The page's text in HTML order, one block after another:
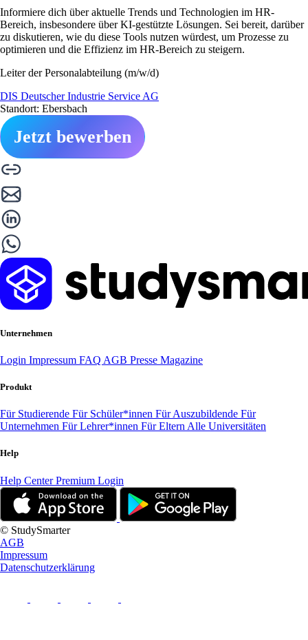
Informiere dich über aktuelle Trends und Technologien im HR-
Bereich, insbesondere über KI-gestützte Lösungen. Sei bereit, darüber
zu diskutieren, wie du diese Tools nutzen würdest, um Prozesse zu
optimieren und die Effizienz im HR-Bereich zu steigern.
Leiter der Personalabteilung (m/w/d)
DIS Deutscher Industrie Service AG
Standort: Ebersbach
Jetzt bewerben
Unternehmen
Login Impressum FAQ AGB Presse Magazine
Produkt
Für Studierende Für Schüler*innen Für Auszubildende Für
Unternehmen Für Lehrer*innen Für Eltern Alle Universitäten
Help
Help CenterPremium Login
© StudySmarter
AGB
Impressum
Datenschutzerklärung